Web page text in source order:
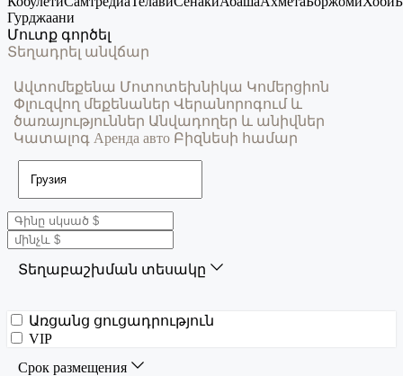
Гурджаани
Մուտք գործել
Տեղադրել անվճար
Ավտոմեքենա Մոտոտեխնիկա Կոմերցիոն
Փլուզվող մեքենաներ Վերանորոգում և
ծառայություններ Անվադողեր և անիվներ
Կատալոգ Аренда авто Բիզնեսի համար
Տեղաբաշխման տեսակը
Առցանց ցուցադրություն
VIP
Срок размещения